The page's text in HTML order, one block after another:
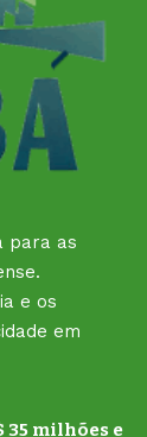
para as
e os
em
35 milhões e